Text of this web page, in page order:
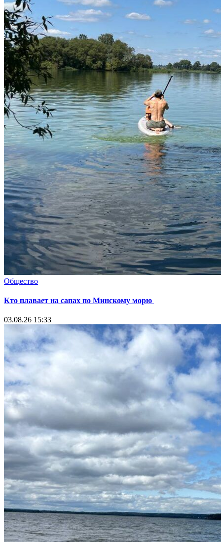
Общество
Кто плавает на сапах по Минскому морю
03.08.26 15:33